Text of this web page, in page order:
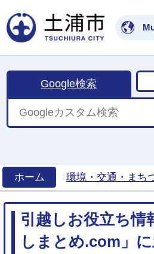
Google検索
ホーム
環境・交通・まち
引越しお役立ち情
しまとめ.com」